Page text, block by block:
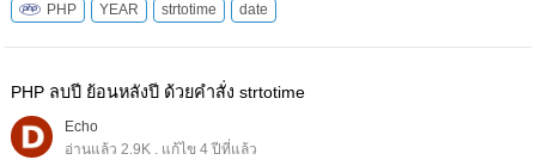
PHP YEAR strtotime date
PHP ลบปี ย้อนหลังปี ด้วยคำสั่ง strtotime
Echo
อ่านแล้ว 2.9K . แก้ไข 4 ปีที่แล้ว